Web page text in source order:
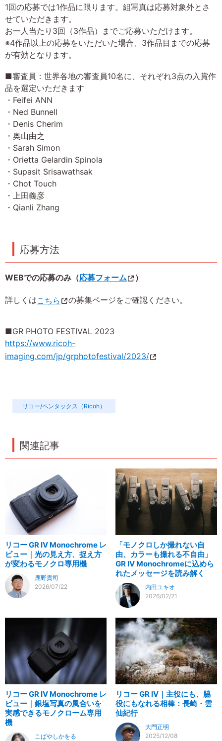
1回の応募では1作品に限ります。組写真は応募対象外とさ
せていただきます。
お一人当たり3回（3作品）までご応募いただけます。
※4作品以上の応募をいただいた場合、3作品目までの応募
が有効となります。
■審査員：世界各地の審査員10名に、それぞれ3点の入賞作
品を選定いただきます
・Feifei ANN
・Ned Bunnell
・Denis Cherim
・奥山由之
・Sarah Simon
・Orietta Gelardin Spinola
・Supasit Srisawathsak
・Chot Touch
・上田義彦
・Qianli Zhang
応募方法
WEBでの応募のみ（応募フォーム ）
詳しくはこちら の募集ページをご確認ください。
■GR PHOTO FESTIVAL 2023
https://www.ricoh-
imaging.com/jp/grphotofestival/2023/
リコー/ペンタックス（Ricoh）
関連記事
リコー GR IV Monochrome レ
ビュー｜光の見え方、捉え方
が変わるモノクロ専用機
鹿野貴司
2026/07/22
「モノクロしか撮れない自
由、カラーも撮れる不自由」
GR IV Monochromeに込めら
れたメッセージを読み解く
内田ユキオ
2026/02/21
リコー GR IV Monochrome レ
ビュー｜銀塩写真の風合いを
実感できるモノクローム専用
機
こばやしかをる
リコー GR IV｜主役にも、脇
役にもなれる相棒：長崎・雲
仙紀行
大門正明
2025/12/08